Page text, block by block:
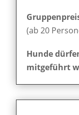
(ab 20
Hunde
mitgeführt